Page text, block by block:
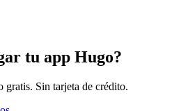
tu app Hugo?
Sin tarjeta de crédito.